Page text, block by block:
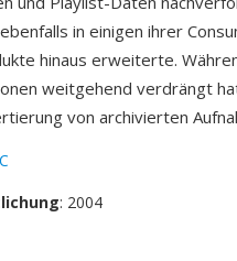
in einigen ihrer
hinaus erweiterte.
weitgehend verdrängt
von archivierten
: 2004